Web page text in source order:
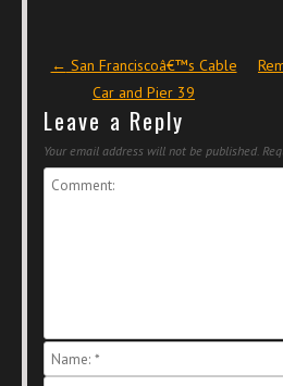
Post navigation
← San Franciscoâ€™s Cable
Car and Pier 39
Leave a Reply
Your email address will not be published.